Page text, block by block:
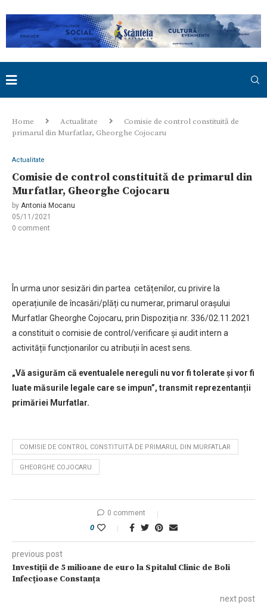
Home Actualitate
Comisie de control constituită de
primarul din Murfatlar, Gheorghe Cojocaru
Actualitate
Comisie de control constituită de primarul din
Murfatlar, Gheorghe Cojocaru
by Antonia Mocanu
05/11/2021
0 comment
În urma unor sesizări din partea cetățenilor, cu privire la
operațiunile de încasări/plăți cu numerar, primarul orașului
Murfatlar Gheorghe Cojocaru, prin Dispoziția nr. 336/02.11.2021
a constituit o comisie de control/verificare și audit intern a
activității funcționarilor cu atribuții în acest sens.
„Vă asigurăm că eventualele nereguli nu vor fi tolerate și vor fi
luate măsurile legale care se impun”, transmit reprezentanții
primăriei Murfatlar.
COMISIE DE CONTROL CONSTITUITĂ DE PRIMARUL DIN MURFATLAR
GHEORGHE COJOCARU
0 comment
0
previous post
Investiții de 5 milioane de euro la Spitalul Clinic de Boli
Infecțioase Constanța
next post